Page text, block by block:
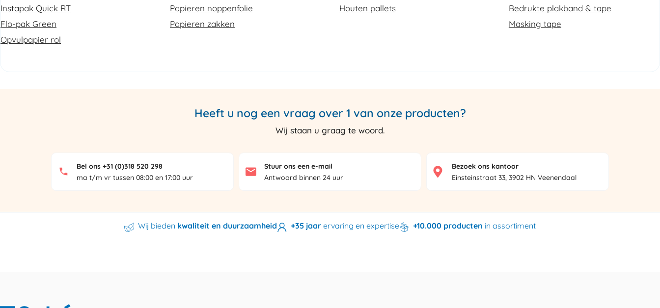
Instapak Quick RT
Flo-pak Green
Opvulpapier rol
Papieren noppenfolie
Papieren zakken
Houten pallets
Bedrukte plakband & tape
Masking tape
Heeft u nog een vraag over 1 van onze producten?
Wij staan u graag te woord.
Bel ons +31 (0)318 520 298
ma t/m vr tussen 08:00 en 17:00 uur
Stuur ons een e-mail
Antwoord binnen 24 uur
Bezoek ons kantoor
Einsteinstraat 33, 3902 HN Veenendaal
Wij bieden kwaliteit en duurzaamheid +35 jaar ervaring en expertise +10.000 producten in assortiment